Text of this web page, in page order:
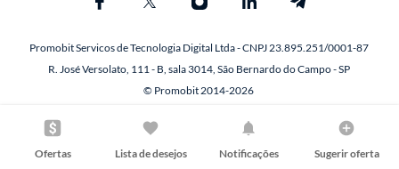
Ofertas Lista de desejos Notificações Sugerir oferta
Promobit Servicos de Tecnologia Digital Ltda - CNPJ 23.895.251/0001-87
R. José Versolato, 111 - B, sala 3014, São Bernardo do Campo - SP
© Promobit 2014-2026